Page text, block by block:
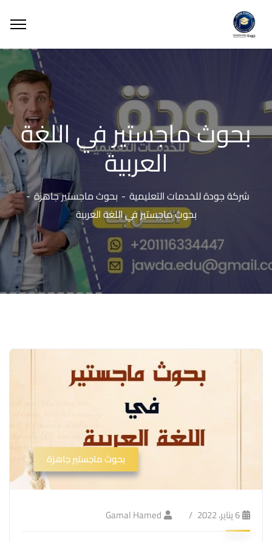
بحوث ماجستير في اللغة
العربية
شركة جودة للخدمات التعليمية
بحوث ماجستير جاهزة
بحوث ماجستير في اللغة العربية
بحوث ماجستير جاهزة
6 يناير، 2022 Gamal Hamed